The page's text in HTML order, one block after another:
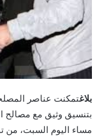
بلاغتمكنت عناصر
بتنسيق وثيق مع مصالح